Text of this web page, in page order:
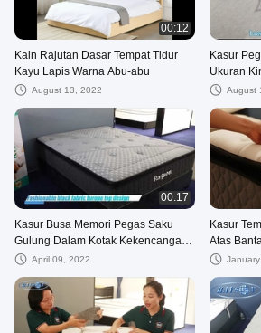
00:12
Kain Rajutan Dasar Tempat Tidur
Kayu Lapis Warna Abu-abu
August 13, 2022
Kasur
Ukuran
August
00:17
Kasur Busa Memori Pegas Saku
Gulung Dalam Kotak Kekencangan
Sedang
April 09, 2022
Kasur
Atas